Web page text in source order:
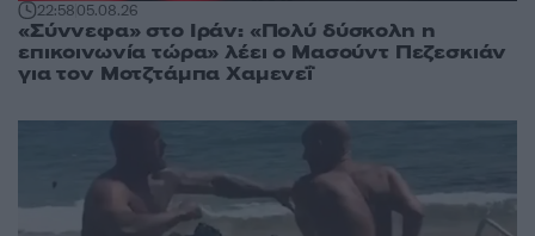
22:5805.08.26
«Σύννεφα» στο Ιράν: «Πολύ δύσκολη η
επικοινωνία τώρα» λέει ο Μασούντ Πεζεσκιάν
για τον Μοτζτάμπα Χαμενεΐ